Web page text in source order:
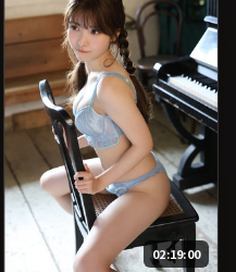
员交叉检索。）
02:19:00